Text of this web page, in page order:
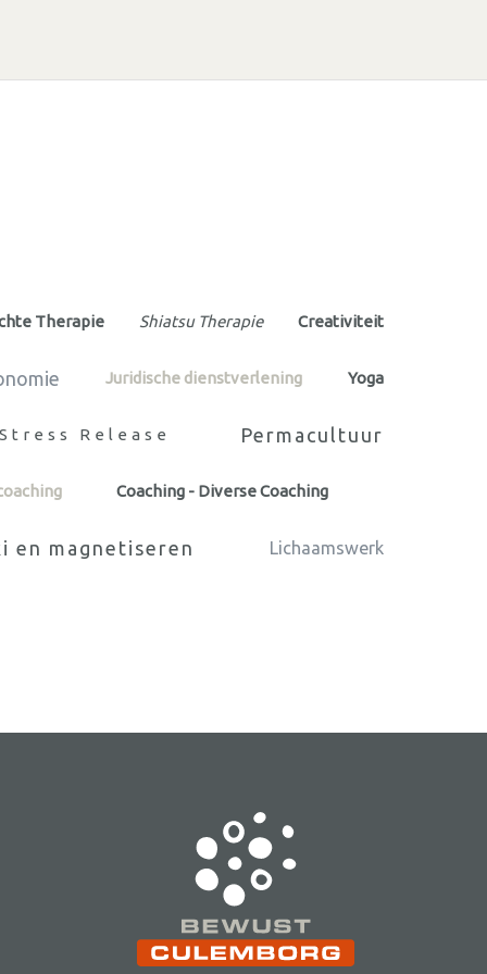
Therapie Shiatsu Therapie Creativiteit
Juridische dienstverlening Yoga
Release Permacultuur
Coaching - Diverse Coaching
en magnetiseren Lichaamswerk